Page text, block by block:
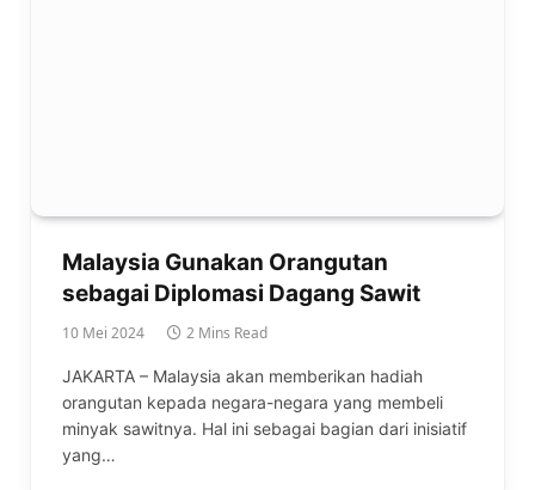
Malaysia Gunakan Orangutan
sebagai Diplomasi Dagang Sawit
10 Mei 2024 2 Mins Read
JAKARTA – Malaysia akan memberikan hadiah
orangutan kepada negara-negara yang membeli
minyak sawitnya. Hal ini sebagai bagian dari inisiatif
yang…